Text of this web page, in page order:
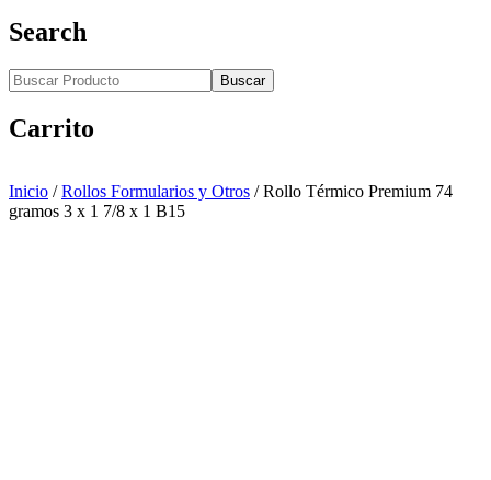
Search
Buscar
Carrito
Inicio / Rollos Formularios y Otros /Rollo Térmico Premium 74
gramos 3 x 1 7/8 x 1 B15